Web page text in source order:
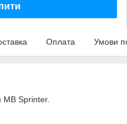
Оплата Умови
MB Sprinter.